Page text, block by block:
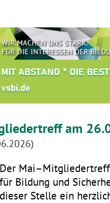
am
Der
für Bildung und
dieser Stelle ein